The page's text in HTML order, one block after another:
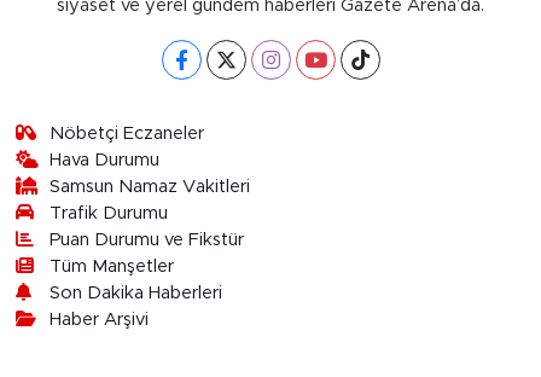
siyaset ve yerel gündem haberleri Gazete Arena’da.
Nöbetçi Eczaneler
Hava Durumu
Samsun Namaz Vakitleri
Trafik Durumu
Puan Durumu ve Fikstür
Tüm Manşetler
Son Dakika Haberleri
Haber Arşivi